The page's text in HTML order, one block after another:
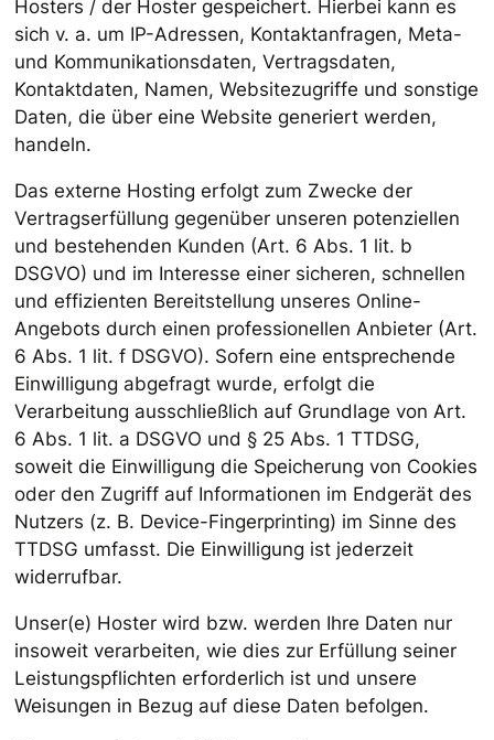
Hosters / der Hoster gespeichert. Hierbei kann es
sich v. a. um IP-Adressen, Kontaktanfragen, Meta-
und Kommunikationsdaten, Vertragsdaten,
Kontaktdaten, Namen, Websitezugriffe und sonstige
Daten, die über eine Website generiert werden,
handeln.
Das externe Hosting erfolgt zum Zwecke der
Vertragserfüllung gegenüber unseren potenziellen
und bestehenden Kunden (Art. 6 Abs. 1 lit. b
DSGVO) und im Interesse einer sicheren, schnellen
und effizienten Bereitstellung unseres Online-
Angebots durch einen professionellen Anbieter (Art.
6 Abs. 1 lit. f DSGVO). Sofern eine entsprechende
Einwilligung abgefragt wurde, erfolgt die
Verarbeitung ausschließlich auf Grundlage von Art.
6 Abs. 1 lit. a DSGVO und § 25 Abs. 1 TTDSG,
soweit die Einwilligung die Speicherung von Cookies
oder den Zugriff auf Informationen im Endgerät des
Nutzers (z. B. Device-Fingerprinting) im Sinne des
TTDSG umfasst. Die Einwilligung ist jederzeit
widerrufbar.
Unser(e) Hoster wird bzw. werden Ihre Daten nur
insoweit verarbeiten, wie dies zur Erfüllung seiner
Leistungspflichten erforderlich ist und unsere
Weisungen in Bezug auf diese Daten befolgen.